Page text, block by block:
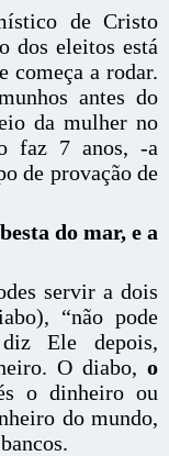
de Cristo
dos eleitos está
começa a rodar.
antes do
da mulher no
faz 7 anos, -a
de provação de
do mar, e a
servir a dois
“não pode
Ele depois,
O diabo, o
o dinheiro ou
do mundo,